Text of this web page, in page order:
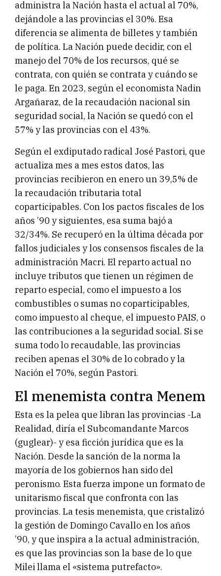
administra la Nación hasta el actual al 70%,
dejándole a las provincias el 30%. Esa
diferencia se alimenta de billetes y también
de política. La Nación puede decidir, con el
manejo del 70% de los recursos, qué se
contrata, con quién se contrata y cuándo se
le paga. En 2023, según el economista Nadin
Argañaraz, de la recaudación nacional sin
seguridad social, la Nación se quedó con el
57% y las provincias con el 43%.
Según el exdiputado radical José Pastori, que
actualiza mes a mes estos datos, las
provincias recibieron en enero un 39,5% de
la recaudación tributaria total
coparticipables. Con los pactos fiscales de los
años ’90 y siguientes, esa suma bajó a
32/34%. Se recuperó en la última década por
fallos judiciales y los consensos fiscales de la
administración Macri. El reparto actual no
incluye tributos que tienen un régimen de
reparto especial, como el impuesto a los
combustibles o sumas no coparticipables,
como impuesto al cheque, el impuesto PAIS, o
las contribuciones a la seguridad social. Si se
suma todo lo recaudable, las provincias
reciben apenas el 30% de lo cobrado y la
Nación el 70%, según Pastori.
El menemista contra Menem
Esta es la pelea que libran las provincias -La
Realidad, diría el Subcomandante Marcos
(guglear)- y esa ficción jurídica que es la
Nación. Desde la sanción de la norma la
mayoría de los gobiernos han sido del
peronismo. Esta fuerza impone un formato de
unitarismo fiscal que confronta con las
provincias. La tesis menemista, que cristalizó
la gestión de Domingo Cavallo en los años
’90, y que inspira a la actual administración,
es que las provincias son la base de lo que
Milei llama el «sistema putrefacto».